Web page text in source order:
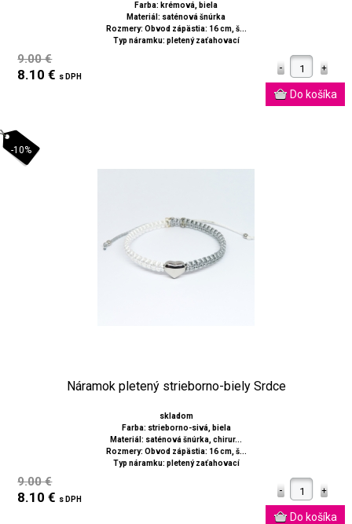
Farba: krémová, biela
Materiál: saténová šnúrka
Rozmery: Obvod zápästia: 16 cm, š...
Typ náramku: pletený zaťahovací
9.00 €
8.10 € s DPH
-10%
Náramok pletený strieborno-biely Srdce
skladom
Farba: strieborno-sivá, biela
Materiál: saténová šnúrka, chirur...
Rozmery: Obvod zápästia: 16 cm, š...
Typ náramku: pletený zaťahovací
9.00 €
8.10 € s DPH